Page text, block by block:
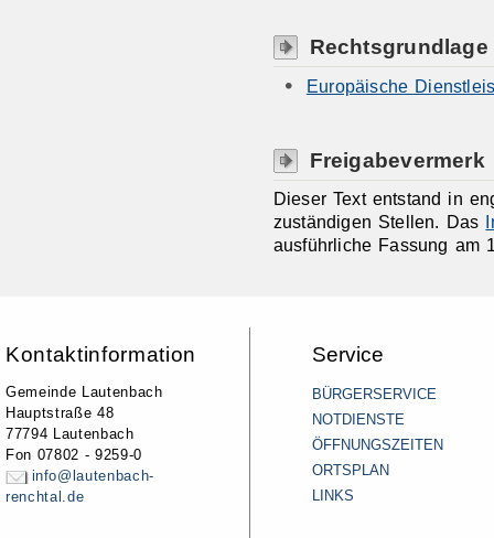
Rechtsgrundlage
Europäische
Freigabevermerk
Dieser Text entstand in
zuständigen Stellen. Das
ausführliche Fassung am
Kontaktinformation
Gemeinde Lautenbach
Hauptstraße 48
77794 Lautenbach
Fon 07802 - 9259-0
info@lautenbach-
renchtal.de
Service
BÜRGERSERVICE
NOTDIENSTE
ÖFFNUNGSZEITEN
ORTSPLAN
LINKS